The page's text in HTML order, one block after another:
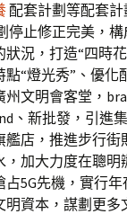
配套計劃等配套
停止修正完美，
況，打造“四時
“燈光秀”、優化
州文明會客堂，
、新批發，引進
艦店，推進步行街
，加大力度在聰明
5G先機，實行
明資本，謀劃更多